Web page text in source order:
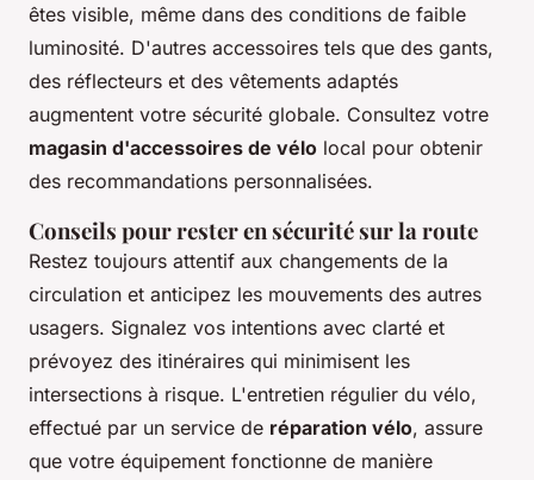
êtes visible, même dans des conditions de faible
luminosité. D'autres accessoires tels que des gants,
des réflecteurs et des vêtements adaptés
augmentent votre sécurité globale. Consultez votre
magasin d'accessoires de vélo local pour obtenir
des recommandations personnalisées.
Conseils pour rester en sécurité sur la route
Restez toujours attentif aux changements de la
circulation et anticipez les mouvements des autres
usagers. Signalez vos intentions avec clarté et
prévoyez des itinéraires qui minimisent les
intersections à risque. L'entretien régulier du vélo,
effectué par un service de réparation vélo, assure
que votre équipement fonctionne de manière